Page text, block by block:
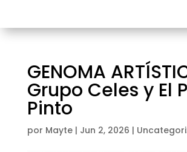
GENOMA
Grupo Celes y El
Pinto
por Mayte| Jun 2, 2026 |